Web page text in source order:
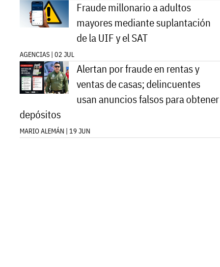
Fraude millonario a adultos
mayores mediante suplantación
de la UIF y el SAT
AGENCIAS | 02 JUL
Alertan por fraude en rentas y
ventas de casas; delincuentes
usan anuncios falsos para obtener
depósitos
MARIO ALEMÁN | 19 JUN